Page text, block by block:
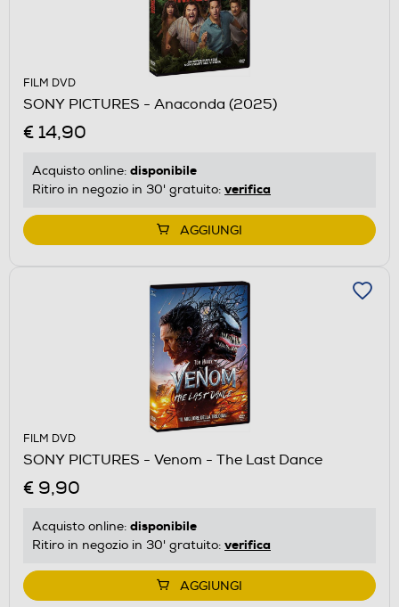
FILM DVD
SONY PICTURES - Anaconda (2025)
€ 14,90
Acquisto online: disponibile
Ritiro in negozio in 30' gratuito: verifica
AGGIUNGI
FILM DVD
SONY PICTURES - Venom - The Last Dance
€ 9,90
Acquisto online: disponibile
Ritiro in negozio in 30' gratuito: verifica
AGGIUNGI